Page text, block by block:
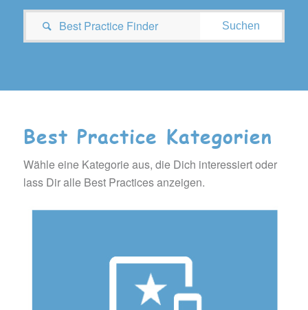

Best Practice Kategorien
Wähle eine Kategorie aus, die Dich interessiert oder
lass Dir alle Best Practices anzeigen.